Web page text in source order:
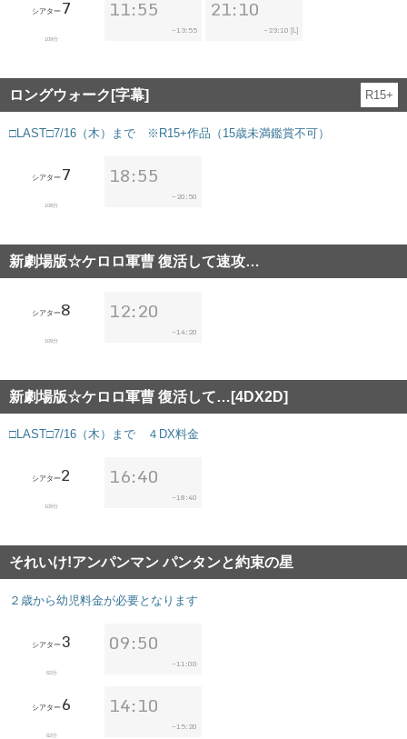
シアター 7
109分
11:55
~13:55
21:10
~ 23:10 [L]
ロングウォーク[字幕] R15+
□LAST□7/16（木）まで ※R15+作品（15歳未満鑑賞不可）
シアター 7
108分
18:55
~ 20:50
新劇場版☆ケロロ軍曹 復活して速攻…
シアター8
109分
12:20
~ 14:20
新劇場版☆ケロロ軍曹 復活して…[4DX2D]
□LAST□7/16（木）まで ４DX料金
シアター2
109分
16:40
~18:40
それいけ!アンパンマン パンタンと約束の星
２歳から幼児料金が必要となります
シアター 3
62分
09:50
~11:00
シアター 6
62分
14:10
~15:20